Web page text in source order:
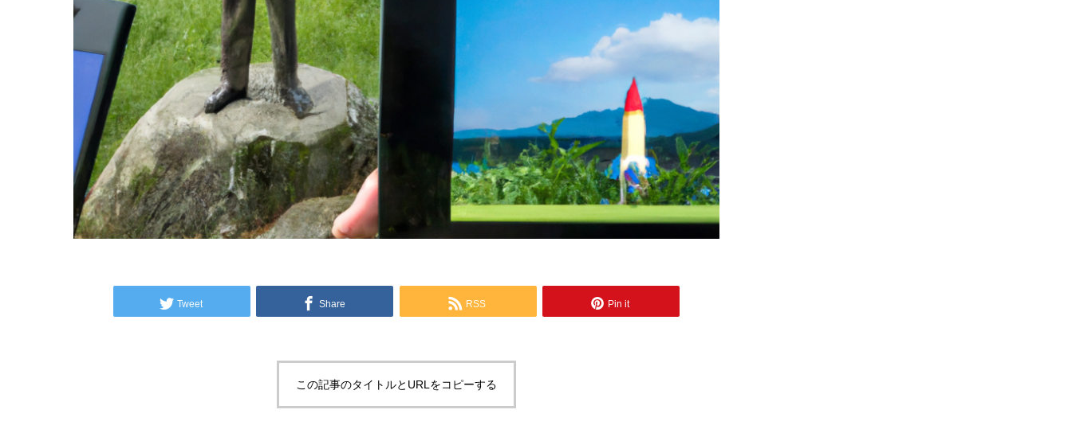
Tweet Share RSS Pin it
この記事のタイトルとURLをコピーする